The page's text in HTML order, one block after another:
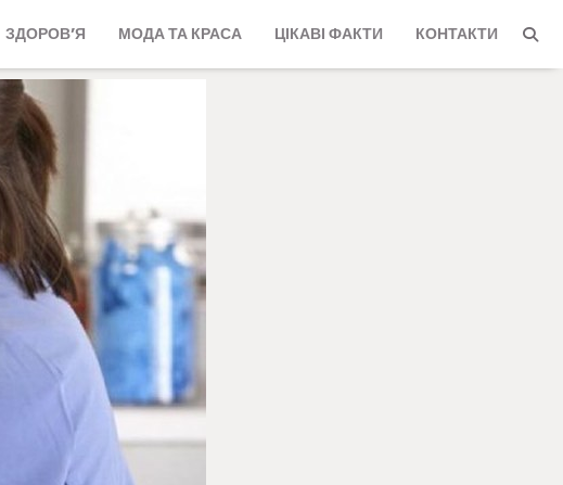
ЗДОРОВ’Я МОДА ТА КРАСА ЦІКАВІ ФАКТИ КОНТАКТИ